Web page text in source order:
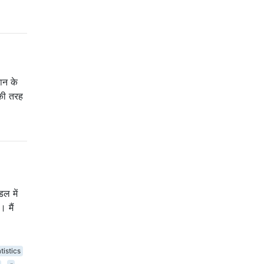
के
तरह
में
मैं